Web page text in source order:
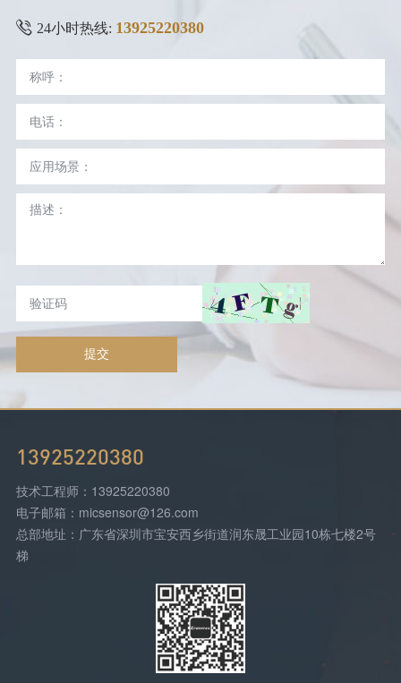
24小时热线: 13925220380
提交
13925220380
技术工程师：13925220380
电子邮箱：micsensor@126.com
总部地址：广东省深圳市宝安西乡街道润东晟工业园10栋七楼2号
梯